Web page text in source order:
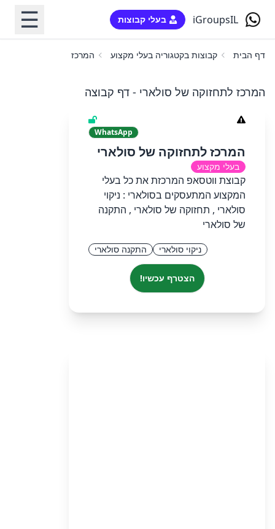
iGroupsIL בעלי קבוצות ☰
דף הבית קבוצות בקטגוריה בעלי מקצוע המרכז לתחזוקה של
המרכז לתחזוקה של סולארי - דף קבוצה
WhatsApp
המרכז לתחזוקה של סולארי
בעלי מקצוע
קבוצת ווטסאפ המרכזת את כל בעלי
המקצוע המתעסקים בסולארי : ניקוי
סולארי , תחזוקה של סולארי , התקנה
של סולארי
ניקוי סולארי התקנה סולארי
הצטרף עכשיו!